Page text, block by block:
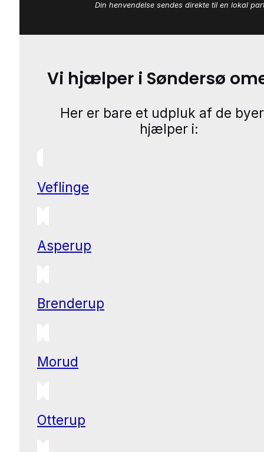
Din henvendelse sendes direkte til en lokal
Vi hjælper i Søndersø
Her er bare et udpluk af de
hjælper i:
Veflinge
Asperup
Brenderup
Morud
Otterup